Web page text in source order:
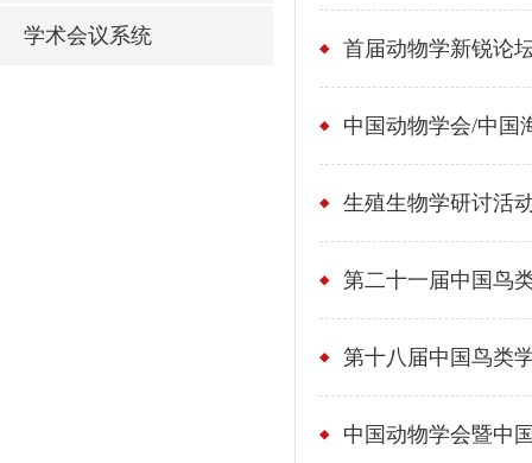
学术会议系统
首届动物学新锐论
中国动物学会/中国
生殖生物学研讨活
第二十一届中国鸟
第十八届中国鸟类
中国动物学会暨中